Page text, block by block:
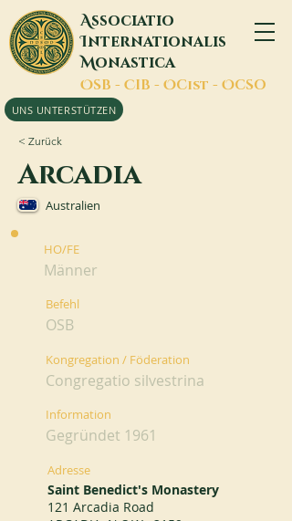
Associatio
Internationalis
Monastica
OSB - CIB - OCist - OCSO
UNS UNTERSTÜTZEN
< Zurück
Arcadia
Australien
HO/FE
Männer
Befehl
OSB
Kongregation / Föderation
Congregatio silvestrina
Information
Gegründet 1961
Adresse
Saint Benedict's Monastery
121 Arcadia Road